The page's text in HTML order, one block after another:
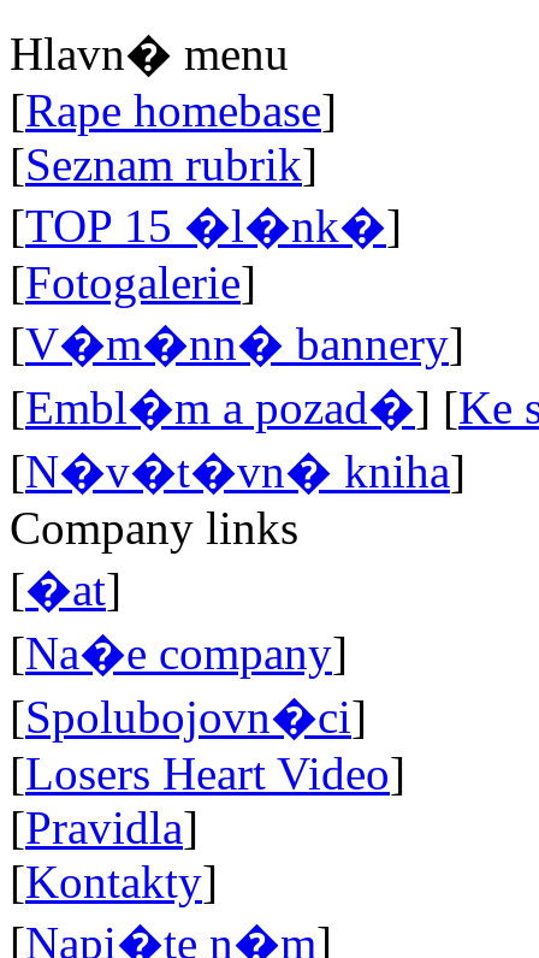
Hlavn� menu
[Rape homebase]
[Seznam rubrik]
[TOP 15 �l�nk�]
[Fotogalerie]
[V�m�nn� bannery]
[Embl�m a pozad�] [Ke
[N�v�t�vn� kniha]
Company links
[�at]
[Na�e company]
[Spolubojovn�ci]
[Losers Heart Video]
[Pravidla]
[Kontakty]
[Napi�te n�m]